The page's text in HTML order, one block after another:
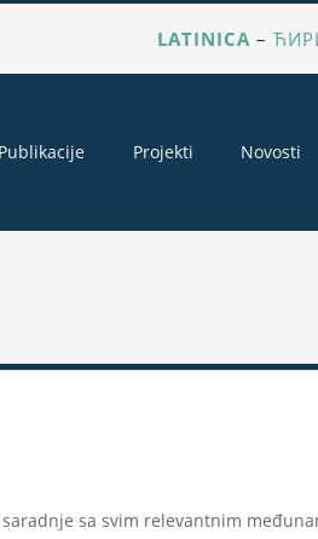
LATINICA –
Publikacije Projekti Novosti
sa svim relevantnim